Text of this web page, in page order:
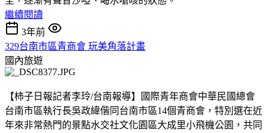
繼續閱讀
3年前
329台南市區青商會 玩美角落計畫
國內旅遊
【柿子日報記者李玲/台南報導】國際青年商會中華民國總會
台南市區執行長吳政緯偕同台南市區14個青商會，特別選在近
年來非常熱門的景點水交社文化園區大成里小飛機公園，共同